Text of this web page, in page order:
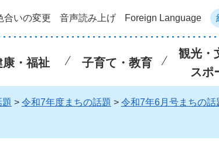
合いの変更 音声読み上げ Foreign Language
康・福祉 子育て・教育
観光・
スポ
題 > 令和7年度まちの話題 > 令和7年6月号まちの話